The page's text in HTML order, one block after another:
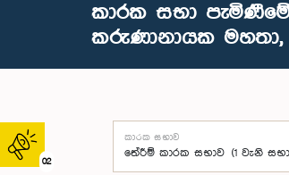
02
කාරක සභා
කරුණානායක මහතා,
කාරක සභාව